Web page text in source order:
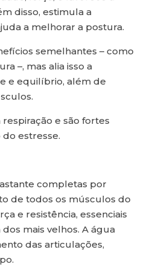
disso, estimula a
a melhorar a postura.
semelhantes – como
–, mas alia isso a
e equilíbrio, além de
e são fortes
estresse.
completas por
de todos os músculos do
e resistência, essenciais
mais velhos. A água
das articulações,